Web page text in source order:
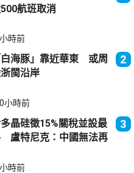
航班取消
時前
海豚」靠近華東 或周
閩沿岸
2
小時前
晶硅徵15%關稅並設最
盧特尼克：中國無法再
3
時前